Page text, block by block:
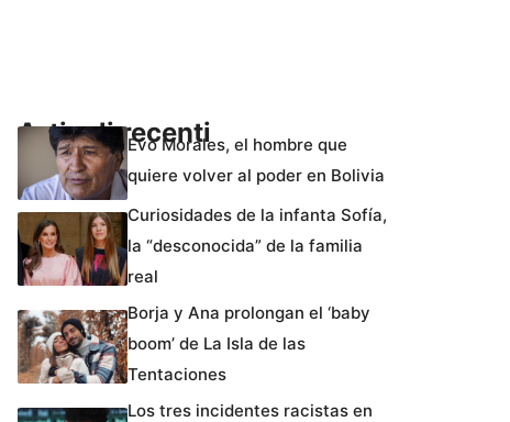
Articoli recentiEvo Morales, el hombre que
quiere volver al poder en Bolivia
Curiosidades de la infanta Sofía,
la “desconocida” de la familia
real
Borja y Ana prolongan el ‘baby
boom’ de La Isla de las
Tentaciones
Los tres incidentes racistas en